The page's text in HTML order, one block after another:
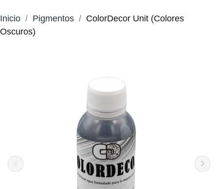
Inicio Pigmentos
ColorDecor Unit (Colores
Oscuros)